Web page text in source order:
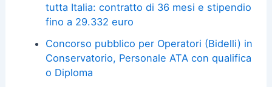
tutta Italia: contratto di 36 mesi e stipendio
fino a 29.332 euro
Concorso pubblico per Operatori (Bidelli) in
Conservatorio, Personale ATA con qualifica
o Diploma